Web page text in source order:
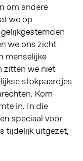
om andere
we op
we ons zicht
menselijke
zitten we niet
stokpaardjes
Kom
in. In die
speciaal voor
tijdelijk uitgezet,